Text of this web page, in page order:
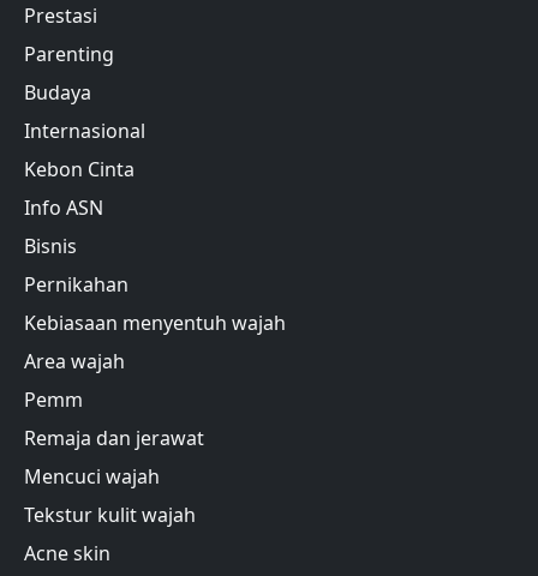
Prestasi
Parenting
Budaya
Internasional
Kebon Cinta
Info ASN
Bisnis
Pernikahan
Kebiasaan menyentuh wajah
Area wajah
Pemm
Remaja dan jerawat
Mencuci wajah
Tekstur kulit wajah
Acne skin